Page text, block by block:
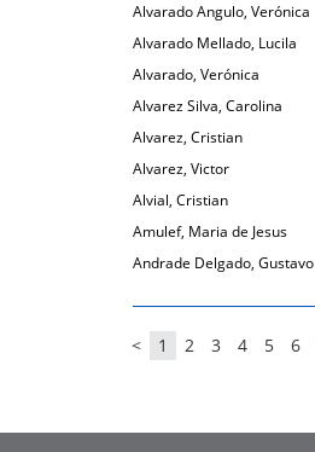
Alvarado Angulo, Verónica
Alvarado Mellado, Lucila
Alvarado, Verónica
Alvarez Silva, Carolina
Alvarez, Cristian
Alvarez, Victor
Alvial, Cristian
Amulef, Maria de Jesus
Andrade Delgado, Gustavo
< 1 2 3 4 5 6